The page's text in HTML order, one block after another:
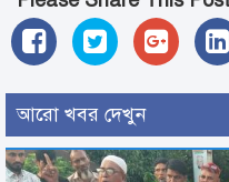
আরো খবর দেখুন